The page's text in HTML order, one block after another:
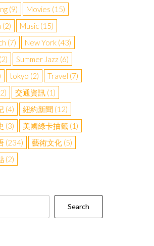
(9) Movies (15)
(2) Music(15)
(7) New York(43)
(2) Summer Jazz(6)
tokyo (2) Travel (7)
交通資訊(1)
(4) 紐約新聞(12)
(3) 美國綠卡抽籤(1)
(234) 藝術文化(5)
(2)
Search